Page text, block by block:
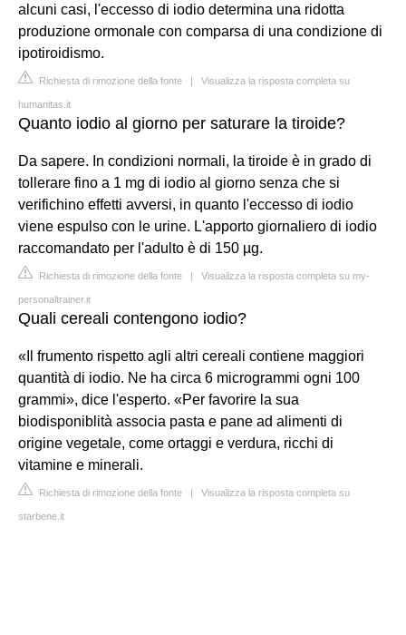
alcuni casi, l'eccesso di iodio determina una ridotta
produzione ormonale con comparsa di una condizione di
ipotiroidismo.
Richiesta di rimozione della fonte | Visualizza la risposta completa su
humanitas.it
Quanto iodio al giorno per saturare la tiroide?
Da sapere. In condizioni normali, la tiroide è in grado di
tollerare fino a 1 mg di iodio al giorno senza che si
verifichino effetti avversi, in quanto l'eccesso di iodio
viene espulso con le urine. L'apporto giornaliero di iodio
raccomandato per l'adulto è di 150 µg.
Richiesta di rimozione della fonte | Visualizza la risposta completa su my-
personaltrainer.it
Quali cereali contengono iodio?
«Il frumento rispetto agli altri cereali contiene maggiori
quantità di iodio. Ne ha circa 6 microgrammi ogni 100
grammi», dice l'esperto. «Per favorire la sua
biodisponiblità associa pasta e pane ad alimenti di
origine vegetale, come ortaggi e verdura, ricchi di
vitamine e minerali.
Richiesta di rimozione della fonte | Visualizza la risposta completa su
starbene.it